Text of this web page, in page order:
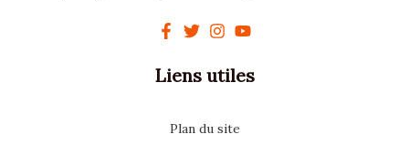
Liens utiles
Plan du site